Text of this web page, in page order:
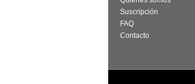
Suscripción
FAQ
Contacto